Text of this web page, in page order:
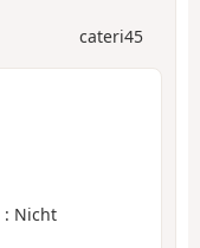
cateri45
: Nicht